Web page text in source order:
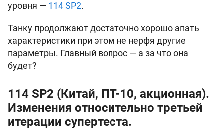
уровня — 114 SP2.
Танку продолжают достаточно хорошо апать
характеристики при этом не нерфя другие
параметры. Главный вопрос — а за что она
будет?
114 SP2 (Китай, ПТ-10, акционная).
Изменения относительно третьей
итерации супертеста.